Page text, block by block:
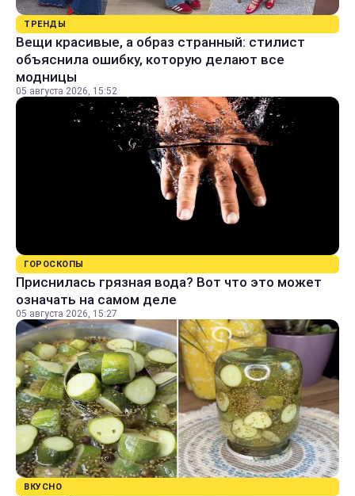
ТРЕНДЫ
Вещи красивые, а образ странный: стилист
объяснила ошибку, которую делают все
модницы
05 августа 2026, 15:52
ГОРОСКОПЫ
Приснилась грязная вода? Вот что это может
означать на самом деле
05 августа 2026, 15:27
ВКУСНО